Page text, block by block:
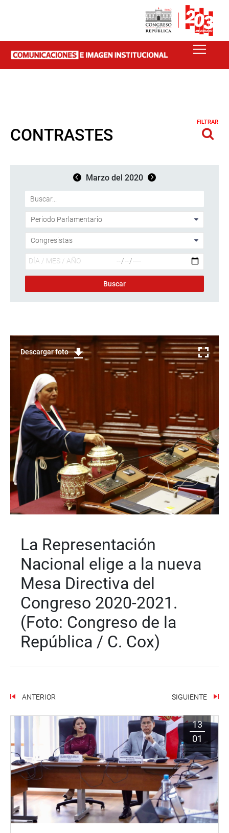
CONTRASTES
FILTRAR
Marzo del 2020
Descargar foto
La Representación
Nacional elige a la nueva
Mesa Directiva del
Congreso 2020-2021.
(Foto: Congreso de la
República / C. Cox)
ANTERIOR SIGUIENTE
13
01